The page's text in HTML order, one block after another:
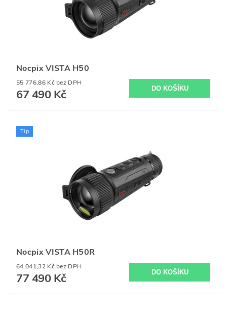
Nocpix VISTA H50
55 776,86 Kč bez DPH
67 490 Kč
Tip
Nocpix VISTA H50R
64 041,32 Kč bez DPH
77 490 Kč